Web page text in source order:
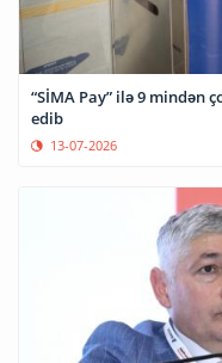
“SİMA Pay” ilə 9 mindən
edib
13-07-2026